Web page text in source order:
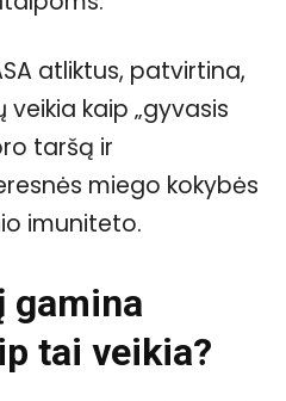
atliktus, patvirtina,
kaip „gyvasis
taršą ir
miego kokybės
imuniteto.
gamina
tai veikia?